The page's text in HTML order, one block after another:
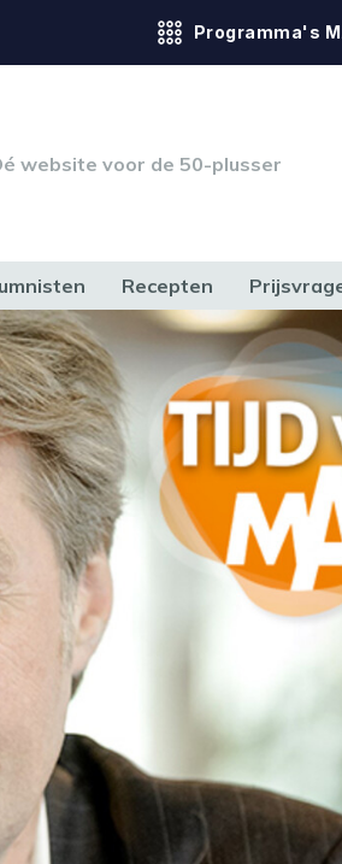
Programma's
website voor de 50-plusser
Recepten
GEZONDHEID & SPORT HUIS, TUIN &